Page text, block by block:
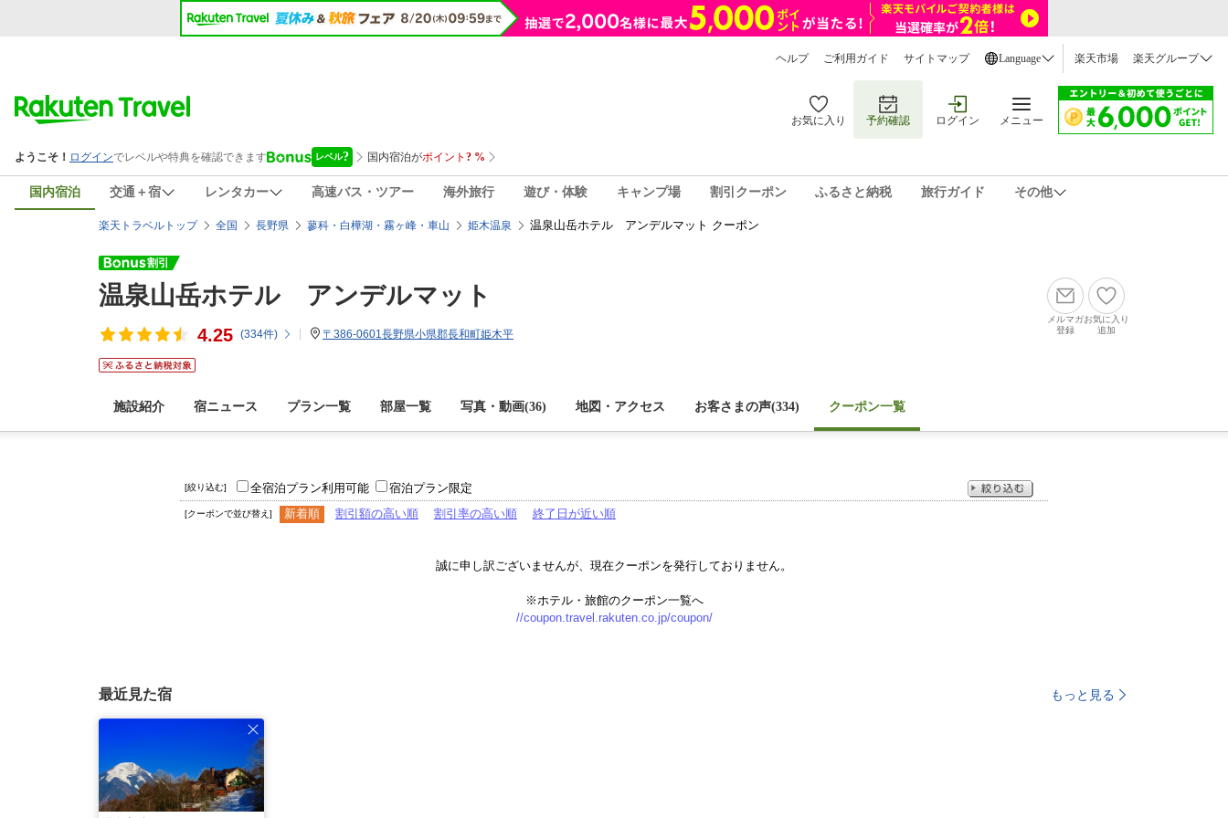
ヘルプ ご利用ガイド サイトマップ Language 楽天市場 楽天グループ
お気に入り 予約確認 ログイン メニュー
国内宿泊 交通＋宿 レンタカー 高速バス・ツアー 海外旅行 遊び・体験 キャンプ場 割引クーポン ふるさと納税 旅行ガイド その他
楽天トラベルトップ 全国 長野県 蓼科・白樺湖・霧ヶ峰・車山 姫木温泉 温泉山岳ホテル アンデルマット クーポン
温泉山岳ホテル アンデルマット
4.25 (334件) 〒386-0601長野県小県郡長和町姫木平
メルマガ
登録
お気に入り
追加
施設紹介 宿ニュース プラン一覧 部屋一覧 写真・動画(36) 地図・アクセス お客さまの声(334) クーポン一覧
[絞り込む] 全宿泊プラン利用可能 宿泊プラン限定
[クーポンで並び替え] 新着順 割引額の高い順 割引率の高い順 終了日が近い順
誠に申し訳ございませんが、現在クーポンを発行しておりません。
※ホテル・旅館のクーポン一覧へ
//coupon.travel.rakuten.co.jp/coupon/
最近見た宿 もっと見る